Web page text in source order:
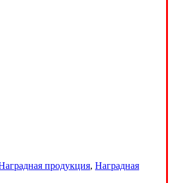
продукция, Наградная